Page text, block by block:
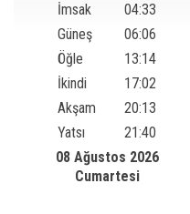
İmsak
04:33
Güneş
06:06
Öğle
13:14
İkindi
17:02
Akşam
20:13
Yatsı
21:40
08 Ağustos 2026
Cumartesi